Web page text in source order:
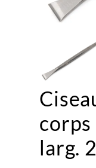
corps
larg.